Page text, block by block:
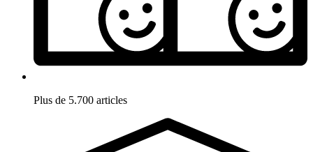
Plus de 5.700 articles